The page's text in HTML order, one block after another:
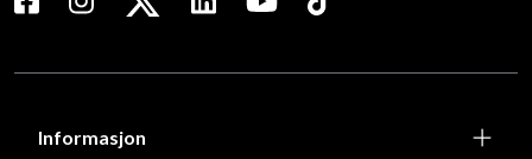
Informasjon